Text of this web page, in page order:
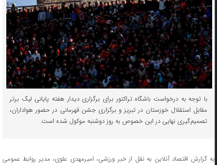
با توجه به درخواست باشگاه تراکتور برای برگزاری دیدار هفته پایانی لیگ برتر
مقابل استقلال خوزستان در تبریز و برگزاری جشن قهرمانی در حضور هواداران،
تصمیم‌گیری نهایی در این خصوص به روز دوشنبه موکول شده است.
به گزارش اقتصاد آنلاین به نقل از خبر ورزشی، امیرمهدی علوی، مدیر روابط عمومی